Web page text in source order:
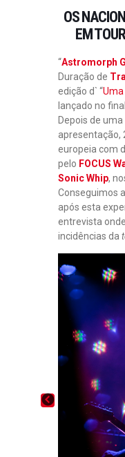
OS
EM
“Astromorph
Duração de
edição d` “Uma
lançado no
Depois de
apresentação,
europeia com
pelo FOCUS
Sonic Whip,
Conseguimos
após esta
entrevista
incidências da